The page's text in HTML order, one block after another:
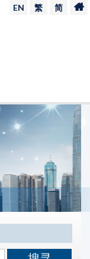
EN 繁 简